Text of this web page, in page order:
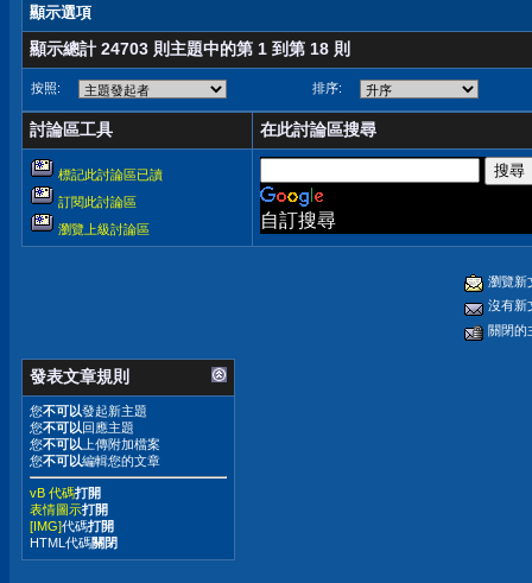
顯示選項
顯示總計 24703 則主題中的第 1 到第 18 則
按照: 排序:
討論區工具 在此討論區搜尋
標記此討論區已讀
訂閱此討論區
瀏覽上級討論區
自訂搜尋
瀏覽新
沒有新
關閉的
發表文章規則
您不可以發起新主題
您不可以回應主題
您不可以 上傳附加檔案
您不可以編輯您的文章
vB 代碼打開
表情圖示打開
[IMG]代碼打開
HTML代碼關閉